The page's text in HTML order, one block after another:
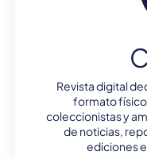
Revista digital
formato
coleccionistas y
de noticias,
ediciones